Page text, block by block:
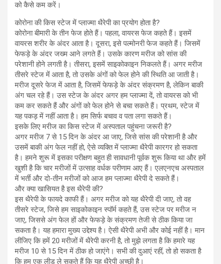
को कैसे कम करें।
कोरोना की किस स्टेज में प्लाज्मा थैरेपी का प्रयोग होता है?
कोरोना बीमारी के तीन फेज होते हैं। पहला, वायरस फेज कहते हैं। इसमें
वायरस शरीर के अंदर आता है। दूसरा, इसे पल्मोनरी फेज कहते हैं। जिसमें
फेफड़े के अंदर जख्म आने लगते हैं। उसके कारण मरीज को सांस की
परेशानी होने लगती है। तीसरा, इसमें साइकोकाइन निकलते हैं। अगर मरीज
तीसरे स्टेज में आता है, तो उसके अंगों को फेल होने की स्थिति आ जाती है।
मरीज दूसरे फेज में आता है, जिसमें फेफड़े के अंदर संक्रमण है, लेकिन बाकी
अंग चल रहे हैं। उस स्टेज के अंदर अगर हम प्लाज्मा दें, तो वायरस को भी
कम कर सकते हैं और अंगों को फेल होने से बचा सकते हैं। प्रथम, स्टेज में
यह पकड़ में नहीं आता है। हम सिर्फ बचाव व पता लगा सकते हैं।
इसके लिए मरीज का किस स्टेज में अस्पताल पहुंचना जरूरी है?
अगर मरीज 7 से 15 दिन के अंदर आ जाए, जिसे सांस की परेशानी है और
उसमें बाकी अंग फेल नहीं हो, ऐसे व्यक्ति में प्लाज्मा थैरेपी कारगर हो सकता
है। हमने शुरू में इसका परीक्षण बहुत ही सावधानी पूर्वक शुरू किया था और हमें
खुशी है कि चार मरीजों में उत्साह वर्धक परीणाम आए हैं। एलएनएच अस्पताल
में भर्ती और दो-तीन मरीजों को आज हम प्लाज्मा थैरेपी दे सकते हैं।
और क्या खासियत है इस थैरेपी की?
इस थैरेपी के फायदे काफी हैं। अगर मरीज को यह थैरेपी दी जाए, तो वह
तीसरे स्टेज, जिसे हम साइकोकाइन स्पॉर्म कहते हैं, उस स्टेज पर मरीज न
जाए, जिससे अंग फेल हों और फेफड़े के संक्रमण तेजी से ठीक किया जा
सकता है। यह हमारा मुख्य उद्देश्य है। ऐसी थैरेपी अभी और कोई नहीं है। मान
लीजिए कि हमें 20 मरीजों में थैरेपी करनी है, तो मुझे लगता है कि हमारे यह
मरीज 10 से 15 दिन में ठीक हो जाएंगे। सभी की दुआएं रहीं, तो हो सकता है
कि हम एक लीड ले सकते हैं कि यह थैरेपी अच्छी है।